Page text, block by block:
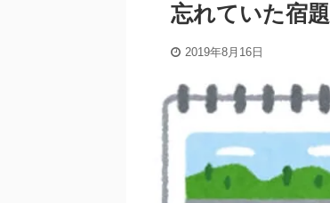
忘れていた宿題
2019年8月16日